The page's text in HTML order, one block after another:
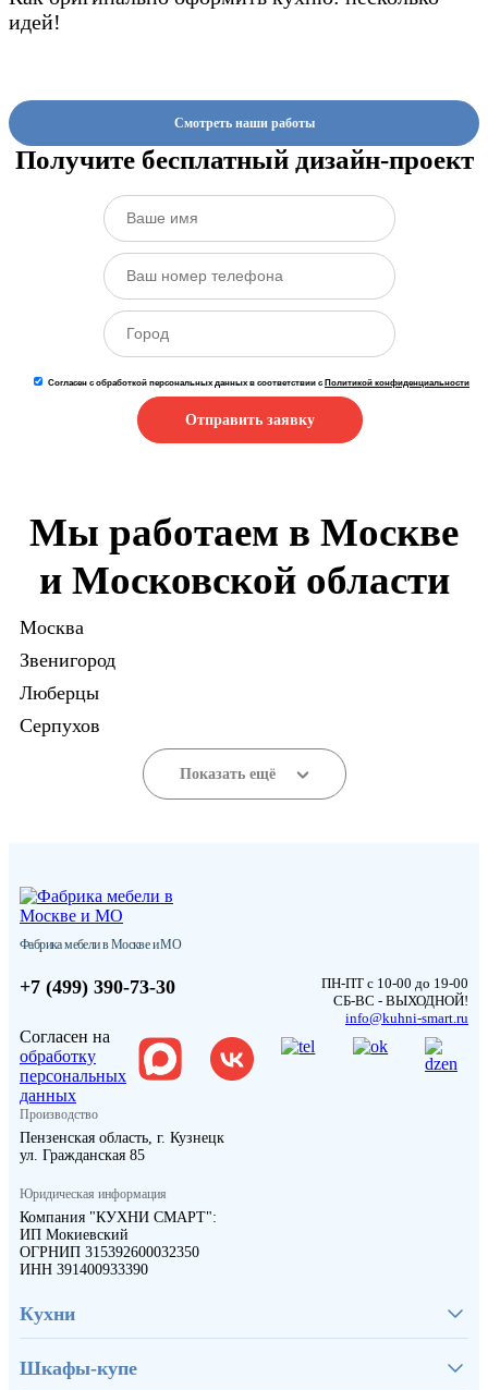
идей!
Смотреть наши работы
Получите бесплатный дизайн-проект
Согласен с обработкой персональных данных в соответствии с Политикой конфиденциальности
Отправить заявку
Мы работаем в Москве
и Московской области
Москва
Звенигород
Люберцы
Серпухов
Показать ещё
Фабрика мебели в Москве и МО
+7 (499) 390-73-30
ПН-ПТ с 10-00 до 19-00
СБ-ВС - ВЫХОДНОЙ!
info@kuhni-smart.ru
Согласен на
обработку
персональных
данных
Производство
Пензенская область, г. Кузнецк
ул. Гражданская 85
Юридическая информация
Компания "КУХНИ СМАРТ":
ИП Мокиевский
ОГРНИП 315392600032350
ИНН 391400933390
Кухни
Шкафы-купе